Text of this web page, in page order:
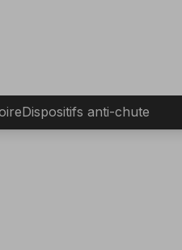
Dispositifs anti-chute